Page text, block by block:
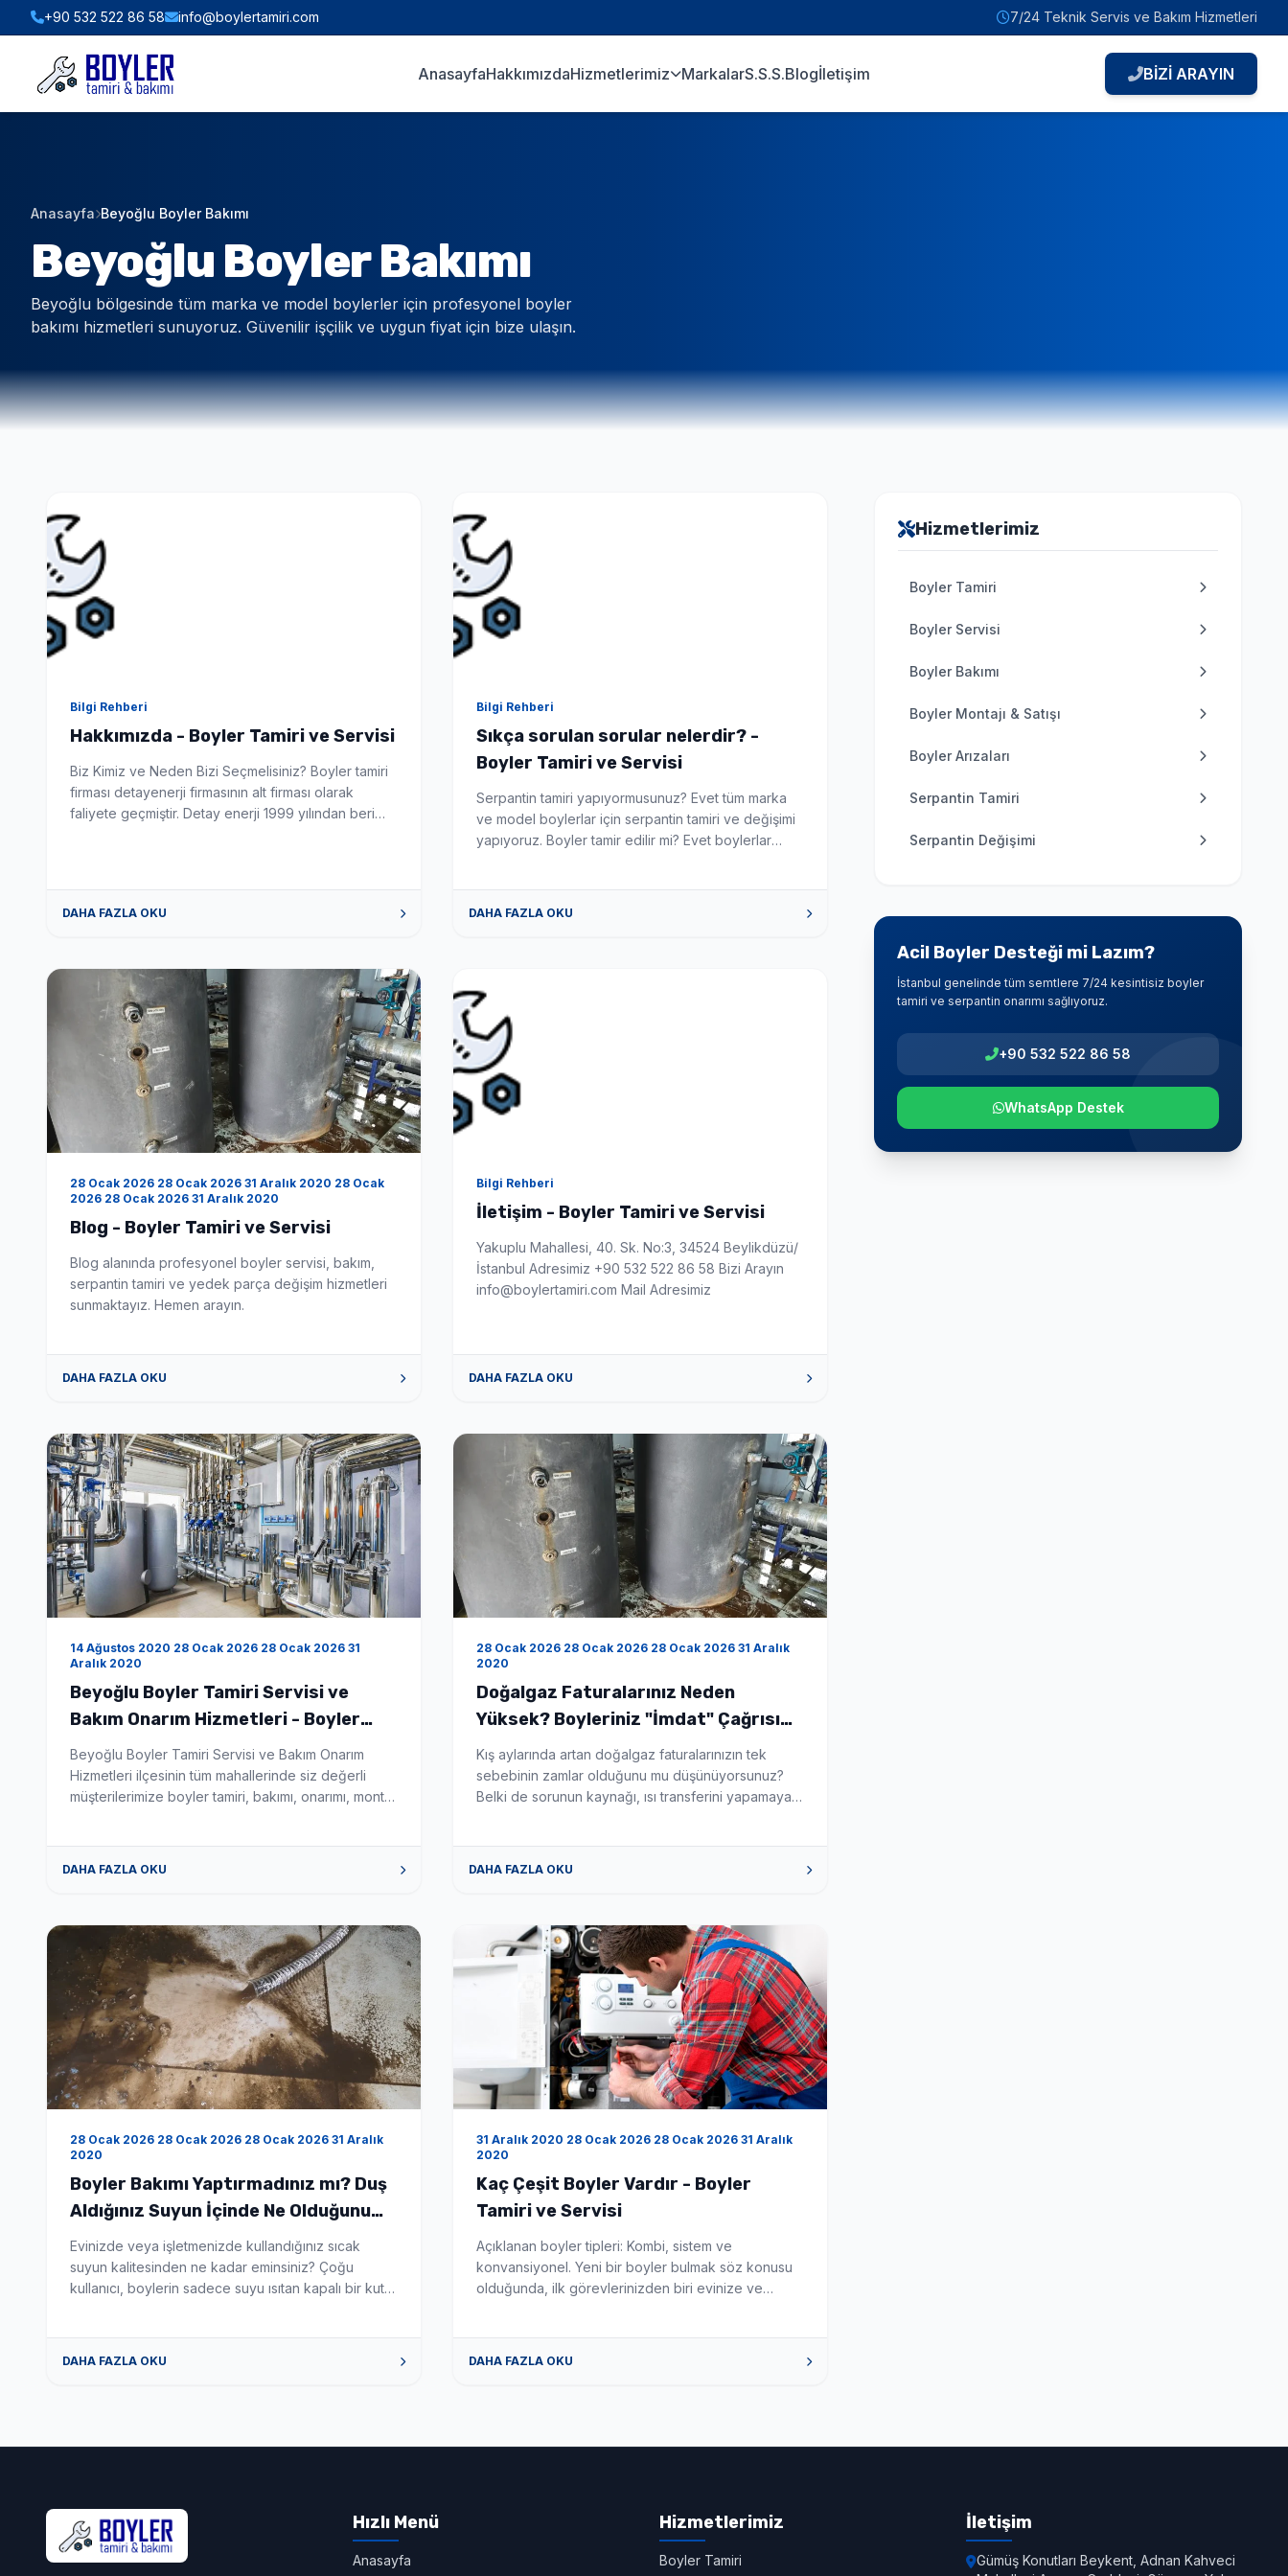
+90 532 522 86 58 info@boylertamiri.com 7/24 Teknik Servis ve Bakım Hizmetleri
AnasayfaHakkımızdaHizmetlerimiz MarkalarS.S.S.Blogİletişim BİZİ ARAYIN
Anasayfa Beyoğlu Boyler Bakımı
Beyoğlu Boyler Bakımı
Beyoğlu bölgesinde tüm marka ve model boylerler için profesyonel boyler
bakımı hizmetleri sunuyoruz. Güvenilir işçilik ve uygun fiyat için bize ulaşın.
Bilgi Rehberi
Hakkımızda - Boyler Tamiri ve Servisi
Biz Kimiz ve Neden Bizi Seçmelisiniz? Boyler tamiri
firması detayenerji firmasının alt firması olarak
faliyete geçmiştir. Detay enerji 1999 yılından beri
tecrübe ve alt yapıya sahiptir. Bizimle iletişime
DAHA FAZLA OKU
Bilgi Rehberi
Sıkça sorulan sorular nelerdir? -
Boyler Tamiri ve Servisi
Serpantin tamiri yapıyormusunuz? Evet tüm marka
ve model boylerlar için serpantin tamiri ve değişimi
yapıyoruz. Boyler tamir edilir mi? Evet boylerlar
DAHA FAZLA OKU
28 Ocak 2026 28 Ocak 2026 31 Aralık 2020 28 Ocak
2026 28 Ocak 2026 31 Aralık 2020
Blog - Boyler Tamiri ve Servisi
Blog alanında profesyonel boyler servisi, bakım,
serpantin tamiri ve yedek parça değişim hizmetleri
sunmaktayız. Hemen arayın.
DAHA FAZLA OKU
Bilgi Rehberi
İletişim - Boyler Tamiri ve Servisi
Yakuplu Mahallesi, 40. Sk. No:3, 34524 Beylikdüzü/
İstanbul Adresimiz +90 532 522 86 58 Bizi Arayın
info@boylertamiri.com Mail Adresimiz
DAHA FAZLA OKU
14 Ağustos 2020 28 Ocak 2026 28 Ocak 2026 31
Aralık 2020
Beyoğlu Boyler Tamiri Servisi ve
Bakım Onarım Hizmetleri - Boyler
Tamiri ve Servisi
Beyoğlu Boyler Tamiri Servisi ve Bakım Onarım
Hizmetleri ilçesinin tüm mahallerinde siz değerli
müşterilerimize boyler tamiri, bakımı, onarımı, montajı
servis satış hizmeti vermekteyiz. Çıksalın boyler […]
DAHA FAZLA OKU
28 Ocak 2026 28 Ocak 2026 28 Ocak 2026 31 Aralık
2020
Doğalgaz Faturalarınız Neden
Yüksek? Boyleriniz "İmdat" Çağrısı
Veriyor Olabilir! - Boyler Tamiri ve
Servisi
Kış aylarında artan doğalgaz faturalarınızın tek
sebebinin zamlar olduğunu mu düşünüyorsunuz?
Belki de sorunun kaynağı, ısı transferini yapamayan
tüketir […]
DAHA FAZLA OKU
28 Ocak 2026 28 Ocak 2026 28 Ocak 2026 31 Aralık
2020
Boyler Bakımı Yaptırmadınız mı? Duş
Aldığınız Suyun İçinde Ne Olduğunu
Bilseniz Şaşırırdınız! - Boyler Tamiri
ve Servisi
Evinizde veya işletmenizde kullandığınız sıcak
suyun kalitesinden ne kadar eminsiniz? Çoğu
kullanıcı, boylerin sadece suyu ısıtan kapalı bir kutu
DAHA FAZLA OKU
31 Aralık 2020 28 Ocak 2026 28 Ocak 2026 31 Aralık
2020
Kaç Çeşit Boyler Vardır - Boyler
Tamiri ve Servisi
Açıklanan boyler tipleri: Kombi, sistem ve
konvansiyonel. Yeni bir boyler bulmak söz konusu
olduğunda, ilk görevlerinizden biri evinize ve
DAHA FAZLA OKU
Hizmetlerimiz
Boyler Tamiri
Boyler Servisi
Boyler Bakımı
Boyler Montajı & Satışı
Boyler Arızaları
Serpantin Tamiri
Serpantin Değişimi
Acil Boyler Desteği mi Lazım?
İstanbul genelinde tüm semtlere 7/24 kesintisiz boyler
tamiri ve serpantin onarımı sağlıyoruz.
+90 532 522 86 58
WhatsApp Destek
Hızlı Menü
Anasayfa
Hizmetlerimiz
Boyler Tamiri
İletişim
Gümüş Konutları Beykent, Adnan Kahveci
ANINDA FIYAT HESABI
Hızlı Teklif & Keşif Sihirbazı
2. BOYLER HACMI / TIPI
3. BULUNDUĞUNUZ İLÇE (İSTANBUL)
WHATSAPP İLE TEKLİF AL